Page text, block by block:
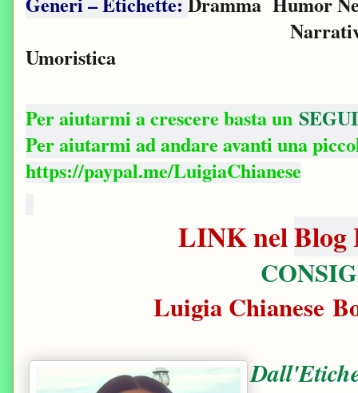
Umoristica
Per aiutarmi a crescere basta un SEGUI
Per aiutarmi ad andare avanti una
https://paypal.me/LuigiaChianese
LINK nelBlog
Luigia Chianese